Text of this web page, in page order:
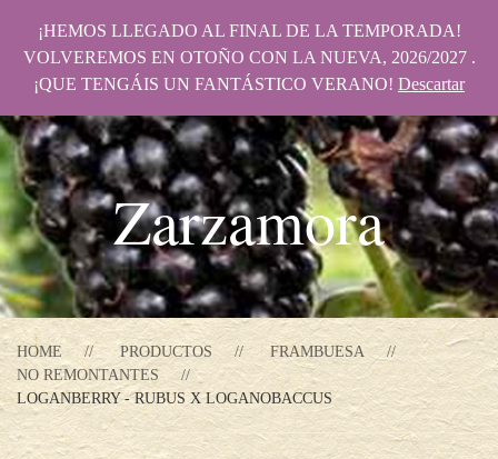
Zarzamora
HOME PRODUCTOS
FRAMBUESA
NO REMONTANTES
LOGANBERRY - RUBUS X LOGANOBACCUS
¡HEMOS LLEGADO AL FINAL DE LA TEMPORADA!
VOLVEREMOS EN OTOÑO CON LA NUEVA, 2026/2027 .
¡QUE TENGÁIS UN FANTÁSTICO VERANO! Descartar